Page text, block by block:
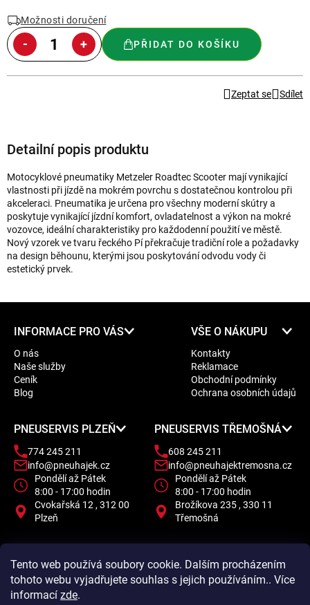
Tento web používá soubory cookie. Dalším procházením
tohoto webu vyjadřujete souhlas s jejich používáním.. Více
informací zde.
Možnosti doručení
PŘIDAT DO KOŠÍKU
Zeptat se Sdílet
Detailní popis produktu
Motocyklové pneumatiky Metzeler Roadtec Scooter mají vynikající
vlastnosti při jízdě na mokrém povrchu s dostatečnou kontrolou při
akceleraci. Pneumatika je určena pro všechny moderní skútry a
poskytuje vynikající jízdní komfort, ovladatelnost a výkon na mokré
vozovce, ideální charakteristiky pro každodenní použití ve městě.
Nový vzorek ve tvaru řeckého Pí překračuje tradiční role a požadavky
na design běhounu, kterými jsou poskytování odvodu vody či
estetický prvek.
INFORMACE PRO VÁS
O nás
Naše služby
Ceník
Blog
VŠE O NÁKUPU
Kontakty
Reklamace
Obchodní podmínky
Ochrana osobních údajů
PNEUSERVIS PLZEŇ
774 245 211
info@pneuhajek.cz
Pondělí až Pátek
8:00 - 17:00 hodin
Cvokařská 12 , 312 00
Plzeň
PNEUSERVIS TŘEMOŠNÁ
608 245 211
info@pneuhajektremosna.cz
Pondělí až Pátek
8:00 - 17:00 hodin
Brožíkova 235 , 330 11
Třemošná